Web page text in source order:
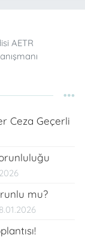
AETR
Ceza Geçerli
mu?